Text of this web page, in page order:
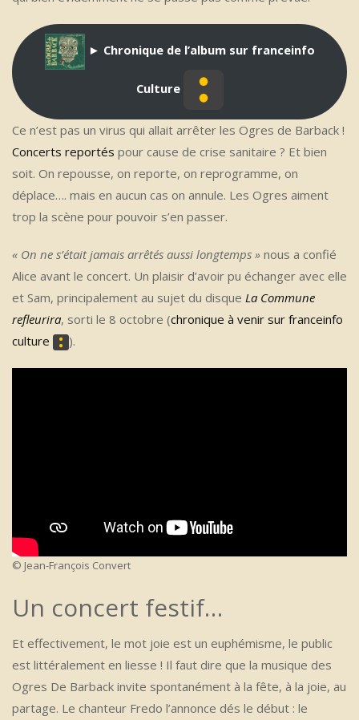
► Chronique de l’album sur franceinfo
Culture
Ce n’est pas un virus qui allait arrêter les Ogres de Barback !
Concerts reportés pour cause de crise sanitaire ? Et bien
soit. On repousse, on reporte, on reprogramme, on
déplace…. mais en aucun cas on annule. Les Ogres aiment
trop la scène pour pouvoir s’en passer.
« On ne s’était jamais arrêtés aussi longtemps » nous a confié
Alice avant le concert. Un plaisir d’avoir pu échanger avec elle
et Sam, principalement au sujet du disque La Commune
refleurira, sorti le 8 octobre (chronique à venir sur franceinfo
culture
).
© Jean-François Convert
Un concert festif…
Et effectivement, le mot joie est un euphémisme, le public
est littéralement en liesse ! Il faut dire que la musique des
Ogres De Barback invite spontanément à la fête, à la joie, au
partage. Le chanteur Fredo l’annonce dés le début : le